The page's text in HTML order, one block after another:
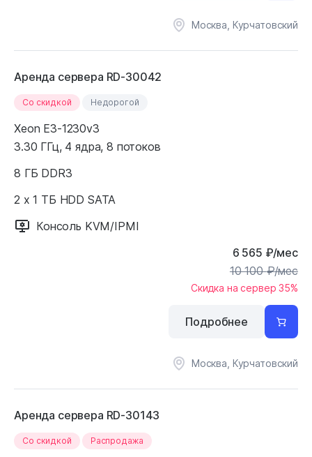
Москва, Курчатовский
Аренда сервера RD-30042
Cо скидкой Недорогой
Xeon E3-1230v3
3.30 ГГц, 4 ядра, 8 потоков
8 ГБ DDR3
2 x 1 ТБ HDD SATA
Консоль KVM/IPMI
6 565 ₽/мес
10 100₽/мес
Скидка на сервер 35%
Москва, Курчатовский
Подробнее
Аренда сервера RD-30143
Cо скидкой Распродажа